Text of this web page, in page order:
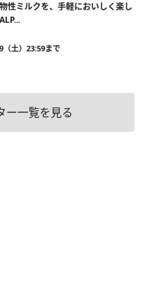
性ミルクを、手軽においしく楽し
（土）23:59まで
ー一覧を見る